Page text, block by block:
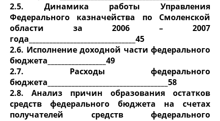
2.5. Динамика работы Управления
Федерального казначейства по Смоленской
области за 2006 – 2007
года_______________________________45
2.6. Исполнение доходной части федерального
бюджета_________________49
2.7. Расходы федерального
бюджета___________________________________58
2.8. Анализ причин образования остатков
средств федерального бюджета на счетах
получателей средств федерального